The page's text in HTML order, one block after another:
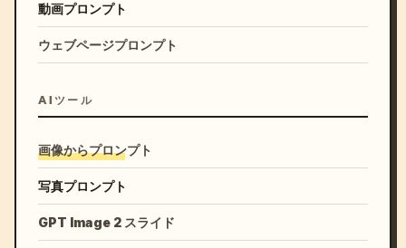
動画プロンプト
ウェブページプロンプト
AIツール
画像からプロンプト
写真プロンプト
GPT Image 2 スライド